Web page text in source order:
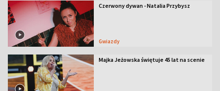
Czerwony dywan - Natalia Przybysz
Gwiazdy
Majka Jeżowska świętuje 45 lat na scenie